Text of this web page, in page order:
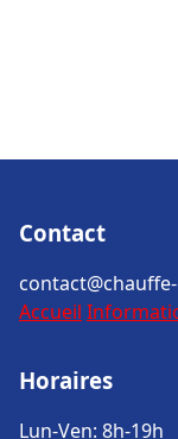
Contact
Accueil
Horaires
Lun-Ven: 8h-19h